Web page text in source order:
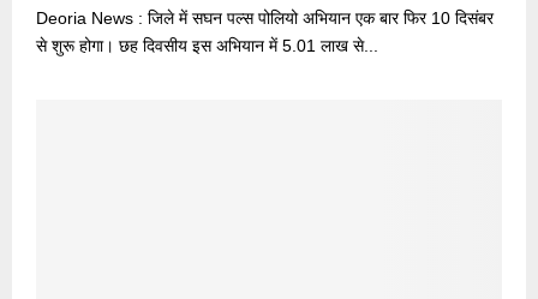
Deoria News : जिले में सघन पल्स पोलियो अभियान एक बार फिर 10 दिसंबर
से शुरू होगा। छह दिवसीय इस अभियान में 5.01 लाख से...